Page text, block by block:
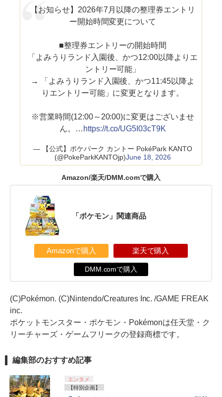
【お知らせ】2026年7月以降の整理券エントリ
ー開始時間変更について
■整理券エントリーの開始時間
「よみうりランド入園後、かつ12:00以降よりエ
ントリー可能」
→ 「よみうりランド入園後、かつ11:45以降よ
りエントリー可能」に変更となります。
※営業時間(12:00～20:00)に変更はございませ
ん。… https://t.co/UG5I03cT9K
— 【公式】ポケパーク カントー PokéPark KANTO
(@PokeParkKANTOjp)June 18, 2026
Amazon/楽天/DMM.comで購入
「ポケモン」関連商品
Amazonで購入 楽天で購入
DMM.comで購入
(C)Pokémon. (C)Nintendo/Creatures Inc. /GAME FREAK
inc.
ポケットモンスター・ポケモン・Pokémonは任天堂・ク
リーチャーズ・ゲームフリークの登録商標です。
編集部のおすすめ記事
エンタメ
【特別企画】